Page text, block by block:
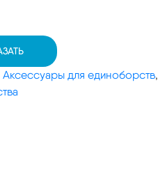
Аксессуары для единоборств,